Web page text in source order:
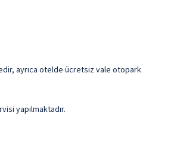
ayrıca otelde ücretsiz vale otopark
yapılmaktadır.